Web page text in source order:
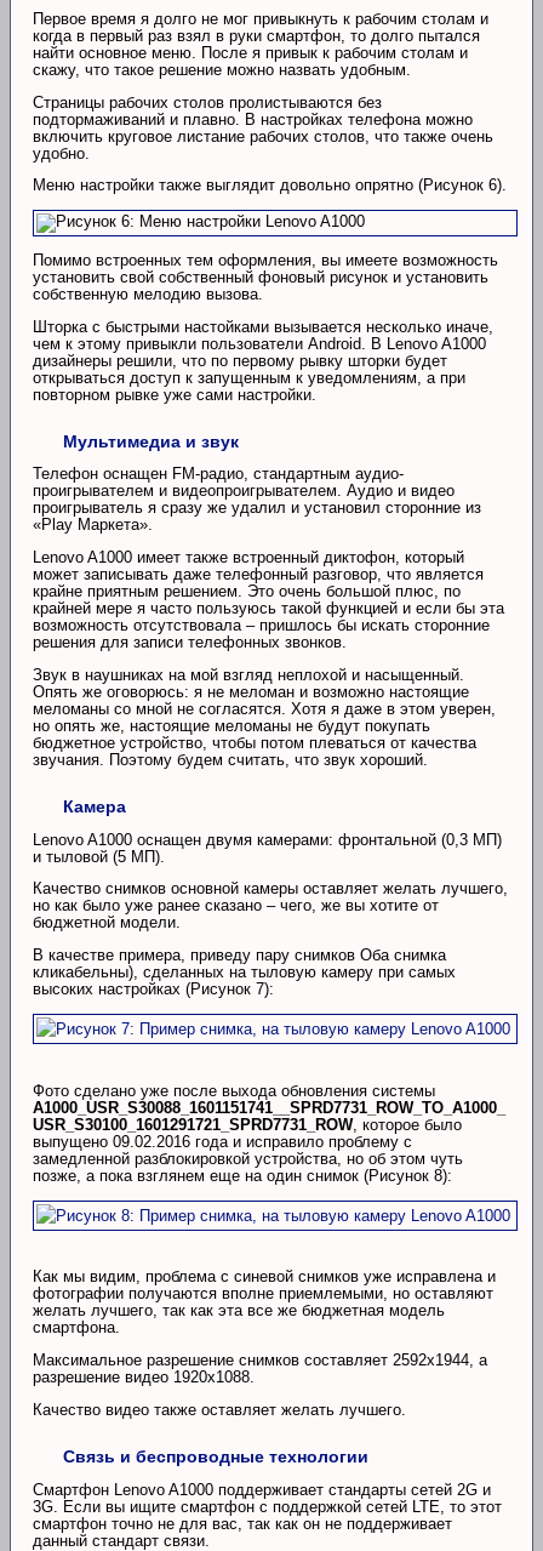
Первое время я долго не мог привыкнуть к рабочим столам и
когда в первый раз взял в руки смартфон, то долго пытался
найти основное меню. После я привык к рабочим столам и
скажу, что такое решение можно назвать удобным.
Страницы рабочих столов пролистываются без
подтормаживаний и плавно. В настройках телефона можно
включить круговое листание рабочих столов, что также очень
удобно.
Меню настройки также выглядит довольно опрятно (Рисунок 6).
Помимо встроенных тем оформления, вы имеете возможность
установить свой собственный фоновый рисунок и установить
собственную мелодию вызова.
Шторка с быстрыми настойками вызывается несколько иначе,
чем к этому привыкли пользователи Android. В Lenovo A1000
дизайнеры решили, что по первому рывку шторки будет
открываться доступ к запущенным к уведомлениям, а при
повторном рывке уже сами настройки.
Мультимедиа и звук
Телефон оснащен FM-радио, стандартным аудио-
проигрывателем и видеопроигрывателем. Аудио и видео
проигрыватель я сразу же удалил и установил сторонние из
«Play Маркета».
Lenovo A1000 имеет также встроенный диктофон, который
может записывать даже телефонный разговор, что является
крайне приятным решением. Это очень большой плюс, по
крайней мере я часто пользуюсь такой функцией и если бы эта
возможность отсутствовала – пришлось бы искать сторонние
решения для записи телефонных звонков.
Звук в наушниках на мой взгляд неплохой и насыщенный.
Опять же оговорюсь: я не меломан и возможно настоящие
меломаны со мной не согласятся. Хотя я даже в этом уверен,
но опять же, настоящие меломаны не будут покупать
бюджетное устройство, чтобы потом плеваться от качества
звучания. Поэтому будем считать, что звук хороший.
Камера
Lenovo A1000 оснащен двумя камерами: фронтальной (0,3 МП)
и тыловой (5 МП).
Качество снимков основной камеры оставляет желать лучшего,
но как было уже ранее сказано – чего, же вы хотите от
бюджетной модели.
В качестве примера, приведу пару снимков Оба снимка
кликабельны), сделанных на тыловую камеру при самых
высоких настройках (Рисунок 7):
Фото сделано уже после выхода обновления системы
A1000_USR_S30088_1601151741__SPRD7731_ROW_TO_A1000_
USR_S30100_1601291721_SPRD7731_ROW, которое было
выпущено 09.02.2016 года и исправило проблему с
замедленной разблокировкой устройства, но об этом чуть
позже, а пока взглянем еще на один снимок (Рисунок 8):
Как мы видим, проблема с синевой снимков уже исправлена и
фотографии получаются вполне приемлемыми, но оставляют
желать лучшего, так как эта все же бюджетная модель
смартфона.
Максимальное разрешение снимков составляет 2592x1944, а
разрешение видео 1920x1088.
Качество видео также оставляет желать лучшего.
Связь и беспроводные технологии
Смартфон Lenovo A1000 поддерживает стандарты сетей 2G и
3G. Если вы ищите смартфон с поддержкой сетей LTE, то этот
смартфон точно не для вас, так как он не поддерживает
данный стандарт связи.